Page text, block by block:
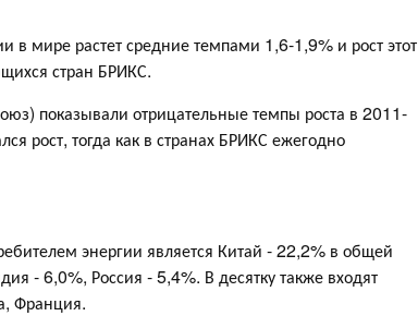
в мире растет средние темпами 1,6-1,9% и рост этот
стран БРИКС.
показывали отрицательные темпы роста в 2011-
рост, тогда как в странах БРИКС ежегодно
энергии является Китай - 22,2% в общей
- 6,0%, Россия - 5,4%. В десятку также входят
Франция.